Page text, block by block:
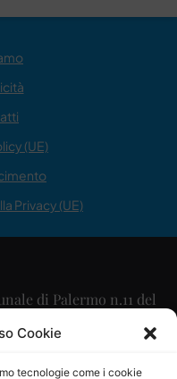
Cookie
tecnologie come i cookie
(UE)
Privacy (UE)
di Palermo n.11 del